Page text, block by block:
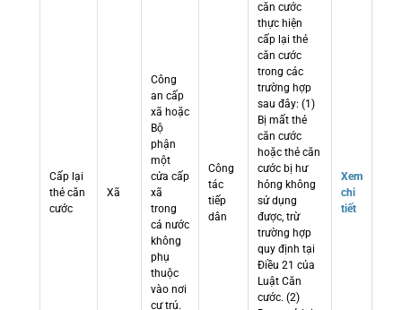
Cấp lại
thẻ căn
cước
Xã
Công
an cấp
xã hoặc
Bộ
phận
một
cửa cấp
xã
trong
cả nước
không
phụ
thuộc
vào nơi
cư trú.
Công
tác
tiếp
dân
căn cước
thực hiện
cấp lại thẻ
căn cước
trong các
trường hợp
sau đây: (1)
Bị mất thẻ
căn cước
hoặc thẻ căn
cước bị hư
hỏng không
sử dụng
được, trừ
trường hợp
quy định tại
Điều 21 của
Luật Căn
cước. (2)
Xem
chi
tiết